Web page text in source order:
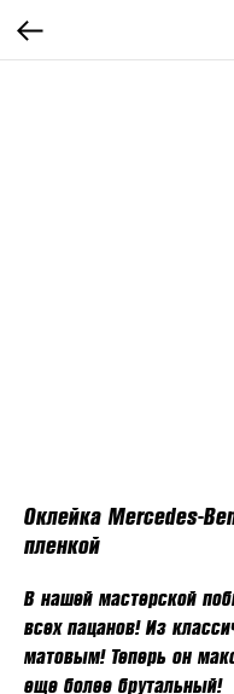
Оклейка Mercedes-
пленкой
В нашей мастерской
всех пацанов! Из
матовым! Теперь он
еще более брутальный!